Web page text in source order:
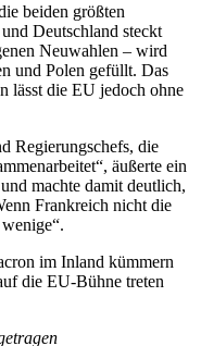
beiden größten
Deutschland steckt
Neuwahlen – wird
und Polen gefüllt. Das
lässt die EU jedoch ohne
Regierungschefs, die
äußerte ein
machte damit deutlich,
Frankreich nicht die
im Inland kümmern
die EU-Bühne treten